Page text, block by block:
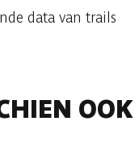
data van trails
OOK